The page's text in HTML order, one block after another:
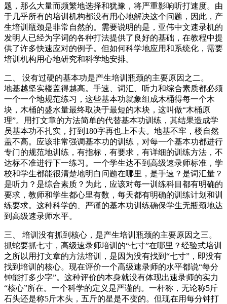
题，那么大量而频繁地选择和犹豫，将严重影响听打速度。由
于几乎所有的培训机构都没有用心地解决这个问题，因此，产
生培训瓶颈是非常自然的。需要说明的是，亚伟中文速录机的
发明人已经为字词的各种打法提供了良好的基础，在教程中提
供了许多快速应对的例子。但如何科学地应用和系统化，需要
培训机构用心地研究和科学地安排。
二、 没有过硬的基本功是产生培训瓶颈的主要原因之二。
地基越坚实楼盖得越高。手速、词汇、听力和综合素质都必须
一个一个地规范练习，这些基本功就象组成木桶得每一个木
块，木桶的盛水量最终取决于最短的木块，这叫做“木桶原
理”。用打文章的方法简单的代替基本功训练，其结果造成学
员基本功不扎实，打到180字再也上不去。地基不牢，楼自然
盖不高。应该非常强调基本功的训练，对每一个基本功都进行
专门的规范地训练，有指标，有要求，有详细的训练方法，不
达标不准进行下一练习。一个学生达不到高级速录师标准，学
校和学生都能很清楚地明白问题在哪里，是手速？是词汇量？
是听力？是综合素质？为此，应该对每一训练科目都有明确的
要求，教师和学生都心里有数，每天都有明确的训练计划和训
练要求。这种科学的、严谨的基本功训练确保学生无瓶颈地达
到高级速录师水平。
三、 培训没有抓到核心，是产生培训瓶颈的主要原因之三。
抓蛇要抓七寸，高级速录师培训的“七寸”在哪里？经验式培训
之所以用打文章的方法培训，是因为没有找到“七寸”，即没有
找到培训的核心。现在评价一个高级速录师的水平都说“每分
钟能打多少字”。这种评价的本身就没有体现出速录师的实力
“核心”所在。一个科学的定义是严谨的。一杆称，无论称5斤
石头还是称5斤木头，五斤的星是不变的。但现在用每分钟打